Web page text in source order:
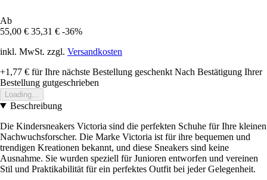
Ab
55,00 € 35,31 € -36%
inkl. MwSt. zzgl. Versandkosten
+1,77 € für Ihre nächste Bestellung geschenkt Nach Bestätigung Ihrer
Bestellung gutgeschrieben
Loading...
Beschreibung
Die Kindersneakers Victoria sind die perfekten Schuhe für Ihre kleinen
Nachwuchsforscher. Die Marke Victoria ist für ihre bequemen und
trendigen Kreationen bekannt, und diese Sneakers sind keine
Ausnahme. Sie wurden speziell für Junioren entworfen und vereinen
Stil und Praktikabilität für ein perfektes Outfit bei jeder Gelegenheit.